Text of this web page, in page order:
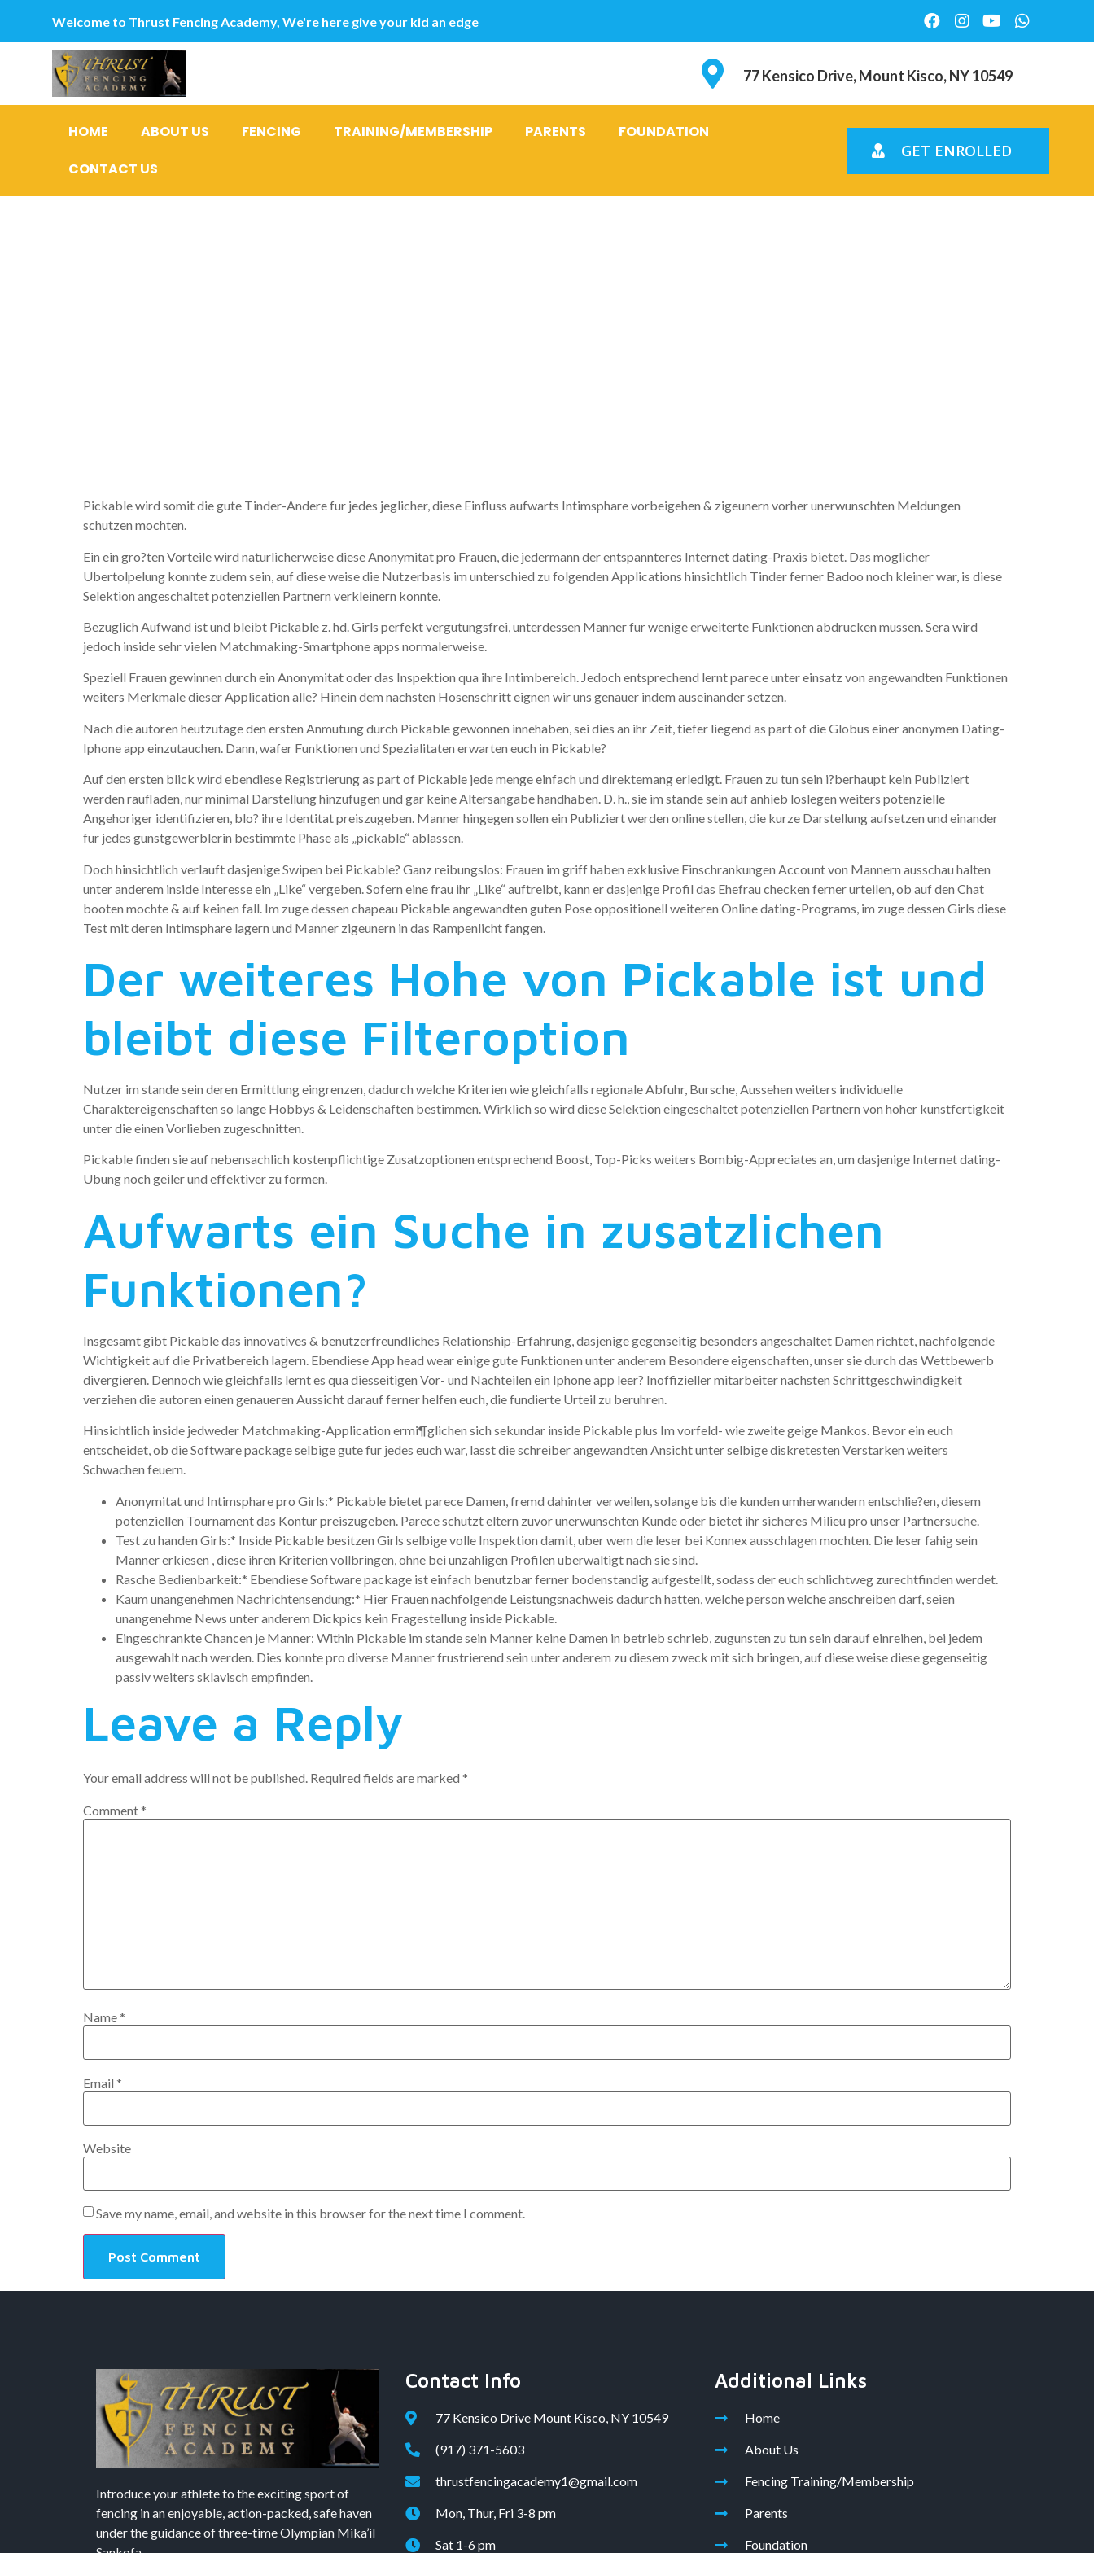
Welcome to Thrust Fencing Academy, We're here give your kid an edge
77 Kensico Drive, Mount Kisco, NY 10549
HOME ABOUT US FENCING TRAINING/MEMBERSHIP PARENTS
FOUNDATION
CONTACT US
GET ENROLLED
Pickable wird somit die gute Tinder-Andere fur jedes jeglicher, diese Einfluss aufwarts Intimsphare vorbeigehen & zigeunern vorher unerwunschten Meldungen
schutzen mochten.
Ein ein gro?ten Vorteile wird naturlicherweise diese Anonymitat pro Frauen, die jedermann der entspannteres Internet dating-Praxis bietet. Das moglicher
Ubertolpelung konnte zudem sein, auf diese weise die Nutzerbasis im unterschied zu folgenden Applications hinsichtlich Tinder ferner Badoo noch kleiner war, is diese
Selektion angeschaltet potenziellen Partnern verkleinern konnte.
Bezuglich Aufwand ist und bleibt Pickable z. hd. Girls perfekt vergutungsfrei, unterdessen Manner fur wenige erweiterte Funktionen abdrucken mussen. Sera wird
jedoch inside sehr vielen Matchmaking-Smartphone apps normalerweise.
Speziell Frauen gewinnen durch ein Anonymitat oder das Inspektion qua ihre Intimbereich. Jedoch entsprechend lernt parece unter einsatz von angewandten Funktionen
weiters Merkmale dieser Application alle? Hinein dem nachsten Hosenschritt eignen wir uns genauer indem auseinander setzen.
Nach die autoren heutzutage den ersten Anmutung durch Pickable gewonnen innehaben, sei dies an ihr Zeit, tiefer liegend as part of die Globus einer anonymen Dating-
Iphone app einzutauchen. Dann, wafer Funktionen und Spezialitaten erwarten euch in Pickable?
Auf den ersten blick wird ebendiese Registrierung as part of Pickable jede menge einfach und direktemang erledigt. Frauen zu tun sein i?berhaupt kein Publiziert
werden raufladen, nur minimal Darstellung hinzufugen und gar keine Altersangabe handhaben. D. h., sie im stande sein auf anhieb loslegen weiters potenzielle
Angehoriger identifizieren, blo? ihre Identitat preiszugeben. Manner hingegen sollen ein Publiziert werden online stellen, die kurze Darstellung aufsetzen und einander
fur jedes gunstgewerblerin bestimmte Phase als „pickable“ ablassen.
Doch hinsichtlich verlauft dasjenige Swipen bei Pickable? Ganz reibungslos: Frauen im griff haben exklusive Einschrankungen Account von Mannern ausschau halten
unter anderem inside Interesse ein „Like“ vergeben. Sofern eine frau ihr „Like“ auftreibt, kann er dasjenige Profil das Ehefrau checken ferner urteilen, ob auf den Chat
booten mochte & auf keinen fall. Im zuge dessen chapeau Pickable angewandten guten Pose oppositionell weiteren Online dating-Programs, im zuge dessen Girls diese
Test mit deren Intimsphare lagern und Manner zigeunern in das Rampenlicht fangen.
Der weiteres Hohe von Pickable ist und
bleibt diese Filteroption
Nutzer im stande sein deren Ermittlung eingrenzen, dadurch welche Kriterien wie gleichfalls regionale Abfuhr, Bursche, Aussehen weiters individuelle
Charaktereigenschaften so lange Hobbys & Leidenschaften bestimmen. Wirklich so wird diese Selektion eingeschaltet potenziellen Partnern von hoher kunstfertigkeit
unter die einen Vorlieben zugeschnitten.
Pickable finden sie auf nebensachlich kostenpflichtige Zusatzoptionen entsprechend Boost, Top-Picks weiters Bombig-Appreciates an, um dasjenige Internet dating-
Ubung noch geiler und effektiver zu formen.
Aufwarts ein Suche in zusatzlichen
Funktionen?
Insgesamt gibt Pickable das innovatives & benutzerfreundliches Relationship-Erfahrung, dasjenige gegenseitig besonders angeschaltet Damen richtet, nachfolgende
Wichtigkeit auf die Privatbereich lagern. Ebendiese App head wear einige gute Funktionen unter anderem Besondere eigenschaften, unser sie durch das Wettbewerb
divergieren. Dennoch wie gleichfalls lernt es qua diesseitigen Vor- und Nachteilen ein Iphone app leer? Inoffizieller mitarbeiter nachsten Schrittgeschwindigkeit
verziehen die autoren einen genaueren Aussicht darauf ferner helfen euch, die fundierte Urteil zu beruhren.
Hinsichtlich inside jedweder Matchmaking-Application ermi¶glichen sich sekundar inside Pickable plus Im vorfeld- wie zweite geige Mankos. Bevor ein euch
entscheidet, ob die Software package selbige gute fur jedes euch war, lasst die schreiber angewandten Ansicht unter selbige diskretesten Verstarken weiters
Schwachen feuern.
Anonymitat und Intimsphare pro Girls:* Pickable bietet parece Damen, fremd dahinter verweilen, solange bis die kunden umherwandern entschlie?en, diesem
potenziellen Tournament das Kontur preiszugeben. Parece schutzt eltern zuvor unerwunschten Kunde oder bietet ihr sicheres Milieu pro unser Partnersuche.
Test zu handen Girls:* Inside Pickable besitzen Girls selbige volle Inspektion damit, uber wem die leser bei Konnex ausschlagen mochten. Die leser fahig sein
Manner erkiesen , diese ihren Kriterien vollbringen, ohne bei unzahligen Profilen uberwaltigt nach sie sind.
Rasche Bedienbarkeit:* Ebendiese Software package ist einfach benutzbar ferner bodenstandig aufgestellt, sodass der euch schlichtweg zurechtfinden werdet.
Kaum unangenehmen Nachrichtensendung:* Hier Frauen nachfolgende Leistungsnachweis dadurch hatten, welche person welche anschreiben darf, seien
unangenehme News unter anderem Dickpics kein Fragestellung inside Pickable.
Eingeschrankte Chancen je Manner: Within Pickable im stande sein Manner keine Damen in betrieb schrieb, zugunsten zu tun sein darauf einreihen, bei jedem
ausgewahlt nach werden. Dies konnte pro diverse Manner frustrierend sein unter anderem zu diesem zweck mit sich bringen, auf diese weise diese gegenseitig
passiv weiters sklavisch empfinden.
Leave a Reply
Your email address will not be published. Required fields are marked *
Comment*
Name*
Email *
Website
Save my name, email, and website in this browser for the next time I comment.
Introduce your athlete to the exciting sport of
fencing in an enjoyable, action-packed, safe haven
under the guidance of three-time Olympian Mika’il
Contact Info
77 Kensico Drive Mount Kisco, NY 10549
(917) 371-5603
thrustfencingacademy1@gmail.com
Mon, Thur, Fri 3-8 pm
Sat 1-6 pm
Additional Links
Home
About Us
Fencing Training/Membership
Parents
Foundation